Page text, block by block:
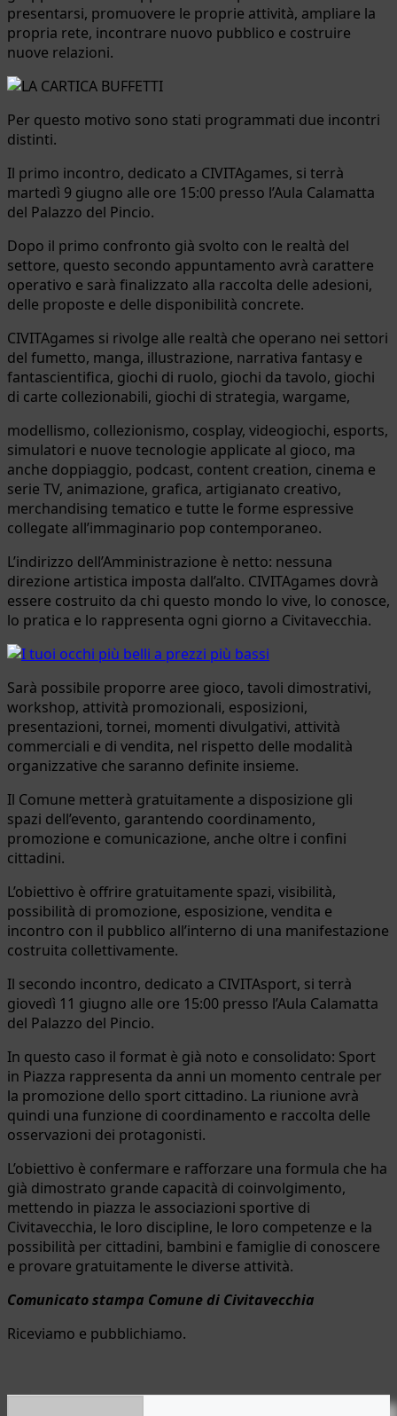
presentarsi, promuovere le proprie attività, ampliare la
propria rete, incontrare nuovo pubblico e costruire
nuove relazioni.
Per questo motivo sono stati programmati due incontri
distinti.
Il primo incontro, dedicato a CIVITAgames, si terrà
martedì 9 giugno alle ore 15:00 presso l’Aula Calamatta
del Palazzo del Pincio.
Dopo il primo confronto già svolto con le realtà del
settore, questo secondo appuntamento avrà carattere
operativo e sarà finalizzato alla raccolta delle adesioni,
delle proposte e delle disponibilità concrete.
CIVITAgames si rivolge alle realtà che operano nei settori
del fumetto, manga, illustrazione, narrativa fantasy e
fantascientifica, giochi di ruolo, giochi da tavolo, giochi
di carte collezionabili, giochi di strategia, wargame,
modellismo, collezionismo, cosplay, videogiochi, esports,
simulatori e nuove tecnologie applicate al gioco, ma
anche doppiaggio, podcast, content creation, cinema e
serie TV, animazione, grafica, artigianato creativo,
merchandising tematico e tutte le forme espressive
collegate all’immaginario pop contemporaneo.
L’indirizzo dell’Amministrazione è netto: nessuna
direzione artistica imposta dall’alto. CIVITAgames dovrà
essere costruito da chi questo mondo lo vive, lo conosce,
lo pratica e lo rappresenta ogni giorno a Civitavecchia.
Sarà possibile proporre aree gioco, tavoli dimostrativi,
workshop, attività promozionali, esposizioni,
presentazioni, tornei, momenti divulgativi, attività
commerciali e di vendita, nel rispetto delle modalità
organizzative che saranno definite insieme.
Il Comune metterà gratuitamente a disposizione gli
spazi dell’evento, garantendo coordinamento,
promozione e comunicazione, anche oltre i confini
cittadini.
L’obiettivo è offrire gratuitamente spazi, visibilità,
possibilità di promozione, esposizione, vendita e
incontro con il pubblico all’interno di una manifestazione
costruita collettivamente.
Il secondo incontro, dedicato a CIVITAsport, si terrà
giovedì 11 giugno alle ore 15:00 presso l’Aula Calamatta
del Palazzo del Pincio.
In questo caso il format è già noto e consolidato: Sport
in Piazza rappresenta da anni un momento centrale per
la promozione dello sport cittadino. La riunione avrà
quindi una funzione di coordinamento e raccolta delle
osservazioni dei protagonisti.
L’obiettivo è confermare e rafforzare una formula che ha
già dimostrato grande capacità di coinvolgimento,
mettendo in piazza le associazioni sportive di
Civitavecchia, le loro discipline, le loro competenze e la
possibilità per cittadini, bambini e famiglie di conoscere
e provare gratuitamente le diverse attività.
Comunicato stampa Comune di Civitavecchia
Riceviamo e pubblichiamo.